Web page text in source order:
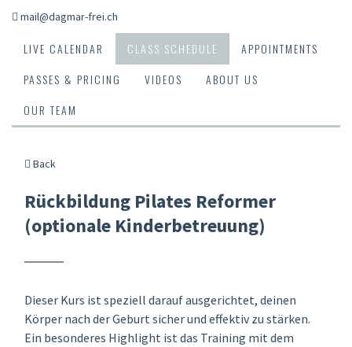
mail@dagmar-frei.ch
LIVE CALENDAR CLASS SCHEDULE
APPOINTMENTS
PASSES & PRICING
VIDEOS
ABOUT US
OUR TEAM
Back
Rückbildung Pilates Reformer
(optionale Kinderbetreuung)
Dieser Kurs ist speziell darauf ausgerichtet, deinen
Körper nach der Geburt sicher und effektiv zu stärken.
Ein besonderes Highlight ist das Training mit dem